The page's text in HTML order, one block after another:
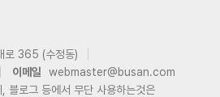
로 365 (수정동)
이메일
webmaster@busan.com
블로그 등에서 무단 사용하는것은